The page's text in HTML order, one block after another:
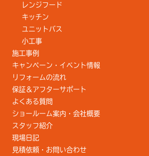
レンジフード
キッチン
ユニットバス
小工事
施工事例
キャンペーン・イベント情報
リフォームの流れ
保証＆アフターサポート
よくある質問
ショールーム案内・会社概要
スタッフ紹介
現場日記
見積依頼・お問い合わせ